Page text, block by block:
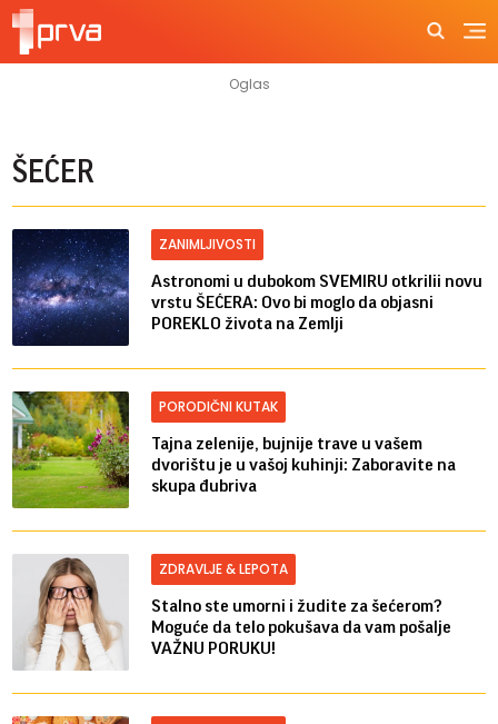
ŠEĆER
ZANIMLJIVOSTI
Astronomi u dubokom SVEMIRU otkrilii novu
vrstu ŠEĆERA: Ovo bi moglo da objasni
POREKLO života na Zemlji
PORODIČNI KUTAK
Tajna zelenije, bujnije trave u vašem
dvorištu je u vašoj kuhinji: Zaboravite na
skupa đubriva
ZDRAVLJE & LEPOTA
Stalno ste umorni i žudite za šećerom?
Moguće da telo pokušava da vam pošalje
VAŽNU PORUKU!